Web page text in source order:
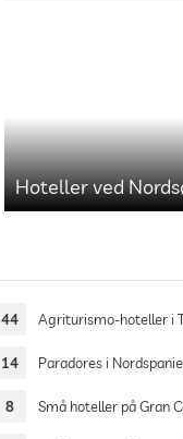
Hoteller ved
44 Agriturismo-hoteller i
14 Paradores i
8 Små hoteller på Gran